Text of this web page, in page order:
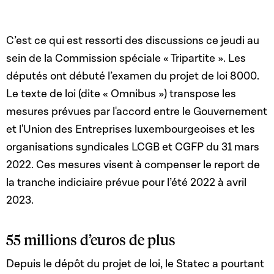
C’est ce qui est ressorti des discussions ce jeudi au
sein de la Commission spéciale « Tripartite ». Les
députés ont débuté l’examen du projet de loi 8000.
Le texte de loi (dite « Omnibus ») transpose les
mesures prévues par l'accord entre le Gouvernement
et l'Union des Entreprises luxembourgeoises et les
organisations syndicales LCGB et CGFP du 31 mars
2022. Ces mesures visent à compenser le report de
la tranche indiciaire prévue pour l’été 2022 à avril
2023.
55 millions d’euros de plus
Depuis le dépôt du projet de loi, le Statec a pourtant